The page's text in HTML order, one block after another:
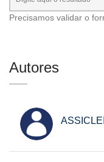
Precisamos validar o
Autores